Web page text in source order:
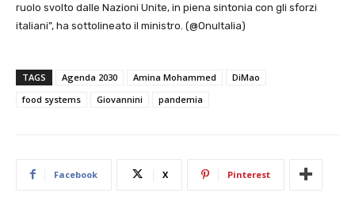
ruolo svolto dalle Nazioni Unite, in piena sintonia con gli sforzi
italiani”, ha sottolineato il ministro. (@OnuItalia)
TAGS Agenda 2030 Amina Mohammed
DiMao
food systems
Giovannini pandemia
Facebook X Pinterest